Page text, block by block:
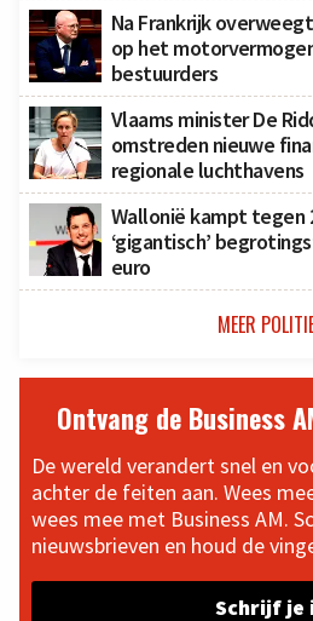
Na Frankrijk
op het
bestuurders
Vlaams minister De
omstreden nieuwe
regionale luchthavens
Wallonië kampt tegen
‘gigantisch’
euro
MEER
Ontvang de Business
De wereld verandert snel en
achter de feiten aan. Wees
wees mee met Business AM.
nieuwsbrieven en houd de
Schrijf je